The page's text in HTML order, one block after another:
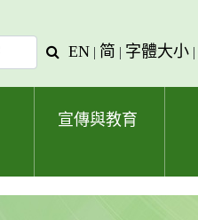
查
字
EN | 简 | 字體大小 |
宣傳與教育